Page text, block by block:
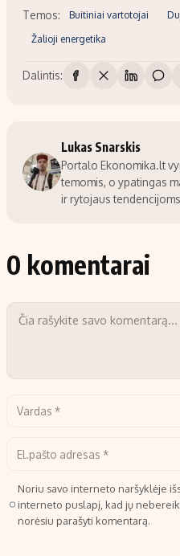
Temos: Buitiniai vartotojai
Žalioji energetika
Dalintis:
Lukas Snarskis
Portalo Ekonomika.lt
temomis, o ypatingas
ir rytojaus
0 komentarai
Noriu savo interneto naršyklėje
interneto puslapį, kad jų
norėsiu parašyti komentarą.